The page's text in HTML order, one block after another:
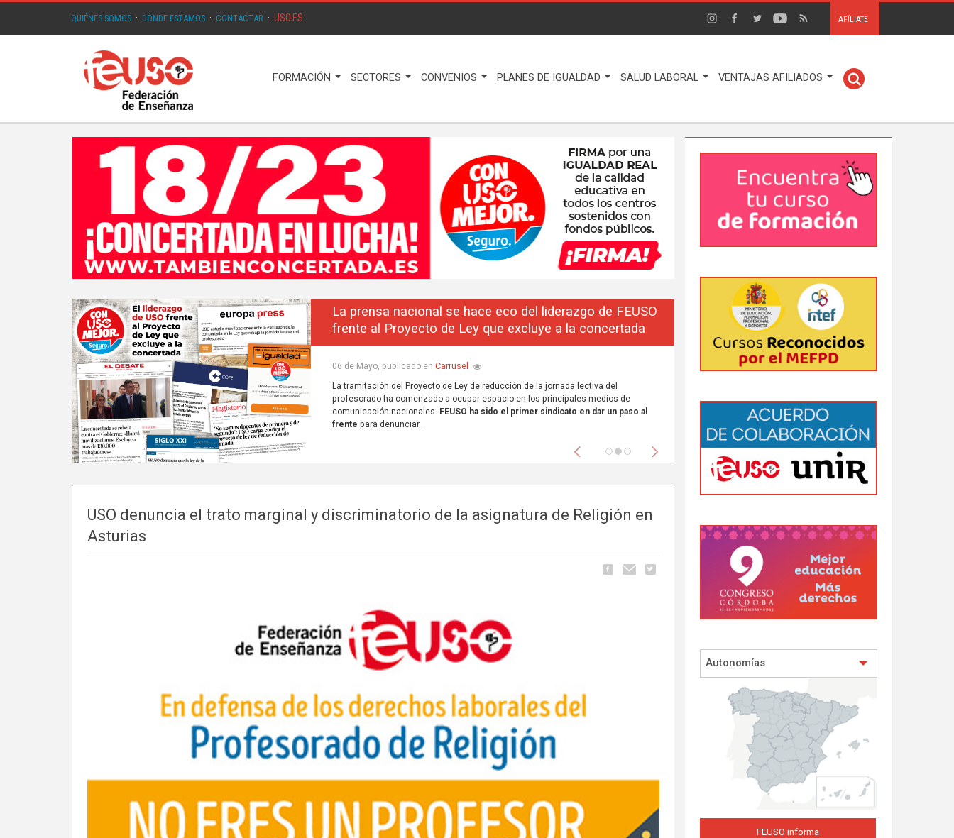
QUIÉNES SOMOS · DÓNDE ESTAMOS · CONTACTAR · USO.ES AFÍLIATE
FORMACIÓN SECTORES CONVENIOS PLANES DE IGUALDAD SALUD LABORAL VENTAJAS AFILIADOS
La prensa nacional se hace eco del liderazgo de FEUSO
frente al Proyecto de Ley que excluye a la concertada
06 de Mayo, publicado en Carrusel
La tramitación del Proyecto de Ley de reducción de la jornada lectiva del
profesorado ha comenzado a ocupar espacio en los principales medios de
comunicación nacionales. FEUSO ha sido el primer sindicato en dar un paso al
frente para denunciar...
Anterior Siguiente
USO denuncia el trato marginal y discriminatorio de la asignatura de Religión en
Asturias
Autonomías
FEUSO informa